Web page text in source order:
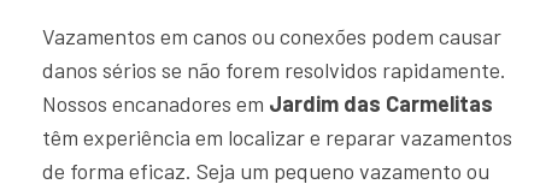
Vazamentos em canos ou conexões podem causar
danos sérios se não forem resolvidos rapidamente.
Nossos encanadores em Jardim das Carmelitas
têm experiência em localizar e reparar vazamentos
de forma eficaz. Seja um pequeno vazamento ou